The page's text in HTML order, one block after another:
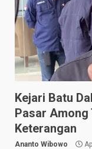
Kejari Batu
Pasar Among
Keterangan
Ananto Wibowo